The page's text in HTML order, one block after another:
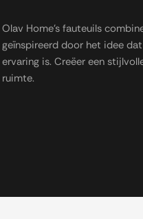
Olav Home’s fauteuils
geïnspireerd door het idee
ervaring is. Creëer een
ruimte.